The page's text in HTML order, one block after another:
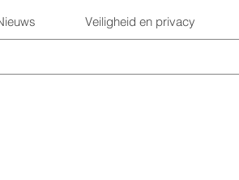
Veiligheid en privacy